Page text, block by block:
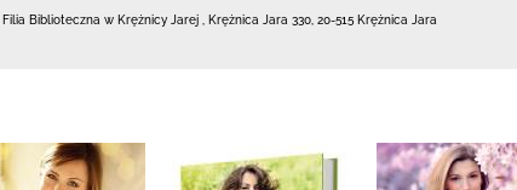
Filia Biblioteczna w Krężnicy Jarej Krężnica Jara 330 20-515 Krężnica Jara